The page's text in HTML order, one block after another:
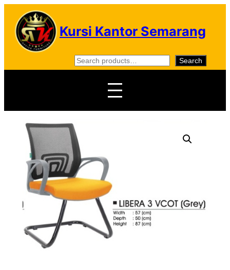
Skip
content
Kursi Kantor Semarang
S
e
c
Search